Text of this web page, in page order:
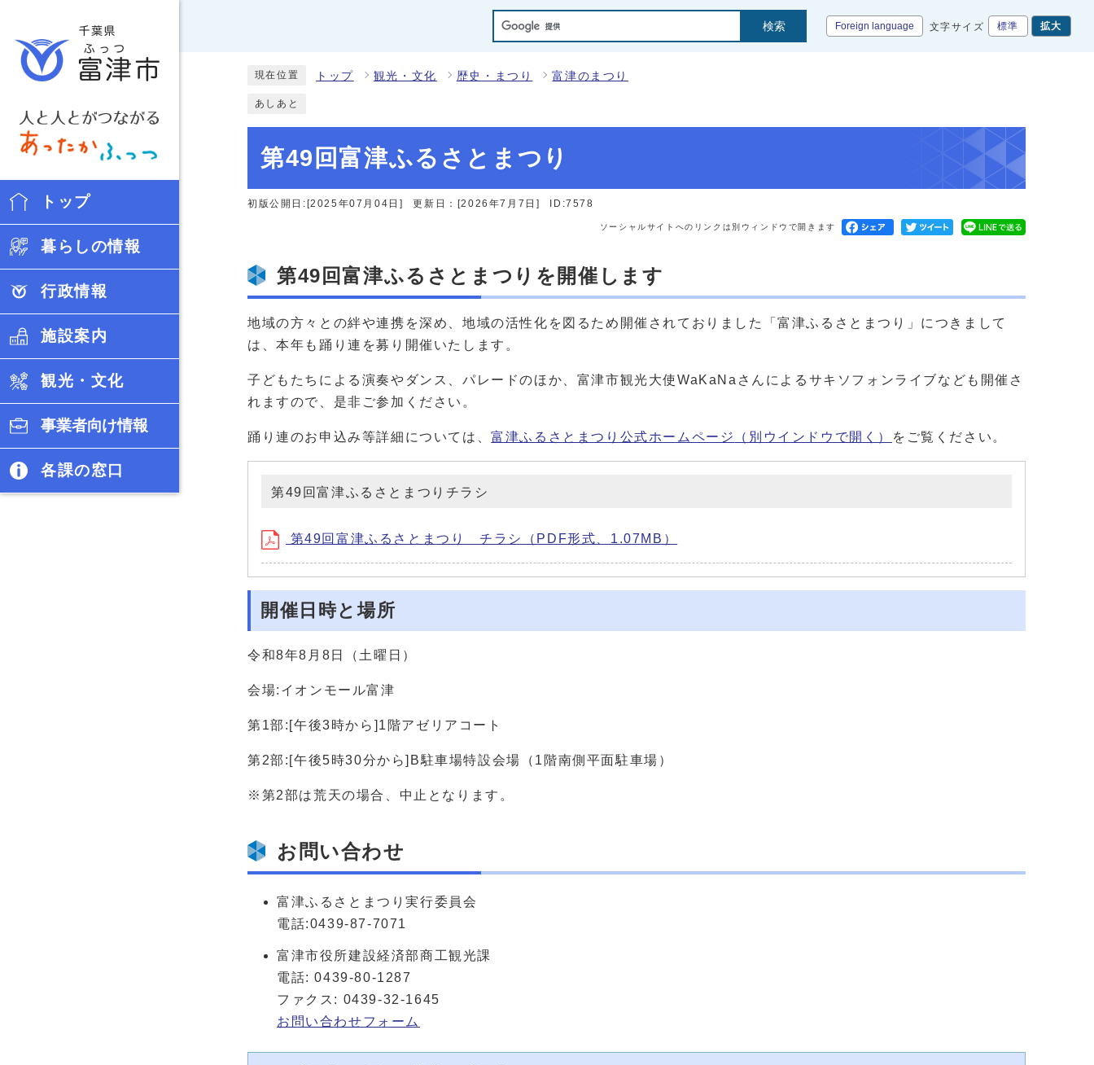
トップ
暮らしの情報
行政情報
施設案内
観光・文化
事業者向け情報
各課の窓口
検索 Foreign language 文字サイズ 標準 拡大
現在位置 トップ 観光・文化 歴史・まつり 富津のまつり
あしあと
第49回富津ふるさとまつり
初版公開日:[2025年07月04日] 更新日：[2026年7月7日] ID:7578
ソーシャルサイトへのリンクは別ウィンドウで開きます
第49回富津ふるさとまつりを開催します
地域の方々との絆や連携を深め、地域の活性化を図るため開催されておりました「富津ふるさとまつり」につきまして
は、本年も踊り連を募り開催いたします。
子どもたちによる演奏やダンス、パレードのほか、富津市観光大使WaKaNaさんによるサキソフォンライブなども開催さ
れますので、是非ご参加ください。
踊り連のお申込み等詳細については、富津ふるさとまつり公式ホームページ （別ウインドウで開く） をご覧ください。
第49回富津ふるさとまつりチラシ
第49回富津ふるさとまつり チラシ（PDF形式、1.07MB）
開催日時と場所
令和8年8月8日（土曜日）
会場:イオンモール富津
第1部:[午後3時から]1階アゼリアコート
第2部:[午後5時30分から]B駐車場特設会場（1階南側平面駐車場）
※第2部は荒天の場合、中止となります。
お問い合わせ
富津ふるさとまつり実行委員会
電話:0439-87-7071
富津市役所建設経済部商工観光課
電話: 0439-80-1287
ファクス: 0439-32-1645
お問い合わせフォーム